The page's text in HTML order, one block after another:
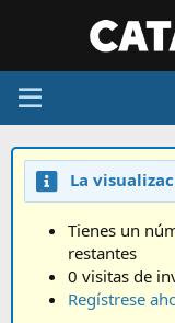
La
Tienes un
restantes
0 visitas de
Regístrese